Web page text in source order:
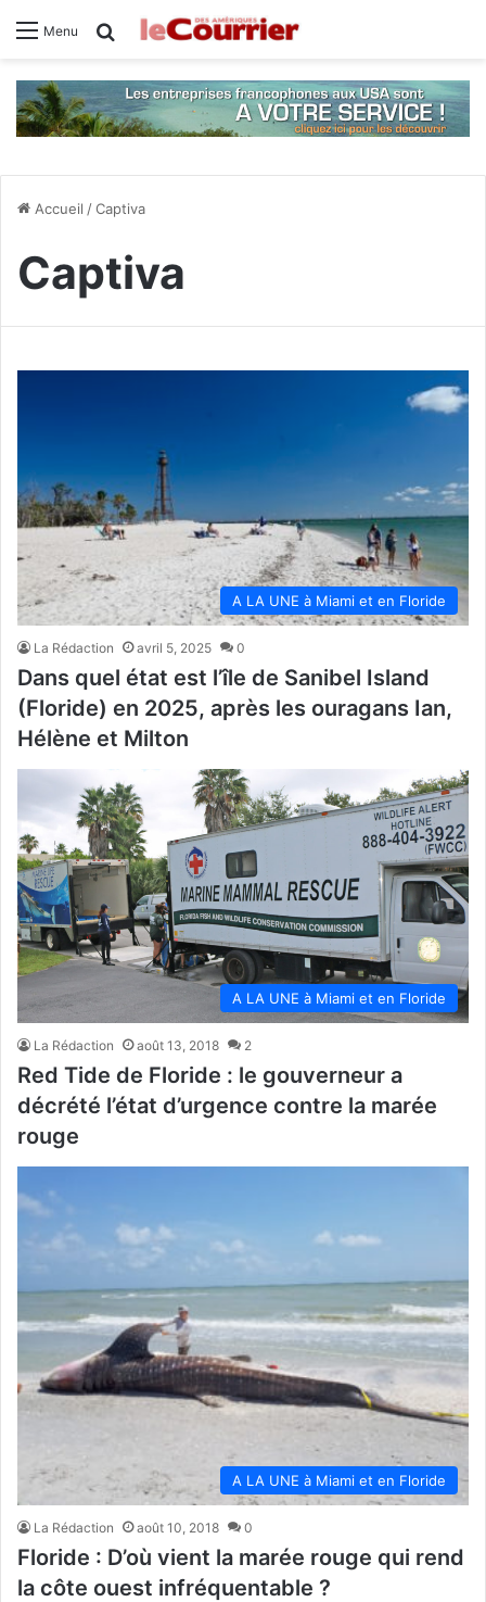
Menu Rechercher
Accueil /Captiva
Captiva
A LA UNE à Miami et en Floride
La Rédaction avril 5, 2025 0
Dans quel état est l’île de Sanibel Island
(Floride) en 2025, après les ouragans Ian,
Hélène et Milton
A LA UNE à Miami et en Floride
La Rédaction août 13, 2018 2
Red Tide de Floride : le gouverneur a
décrété l’état d’urgence contre la marée
rouge
A LA UNE à Miami et en Floride
La Rédaction août 10, 2018 0
Floride : D’où vient la marée rouge qui rend
la côte ouest infréquentable ?